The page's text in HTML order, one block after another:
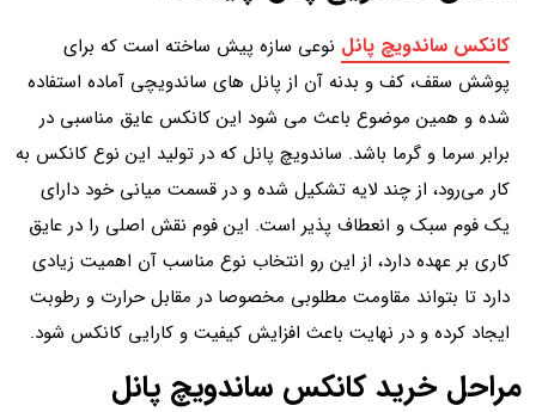
کانکس ساندویچ پانل نوعی سازه پیش‌ ساخته است که برای
پوشش سقف، کف و بدنه آن از پانل‌ های ساندویچی آماده استفاده
شده و همین موضوع باعث می‌ شود این کانکس عایق مناسبی در
برابر سرما و گرما باشد. ساندویچ پانل که در تولید این نوع کانکس به
کار می‌رود، از چند لایه تشکیل شده و در قسمت میانی خود دارای
یک فوم سبک و انعطاف پذیر است. این فوم نقش اصلی را در عایق
کاری بر عهده دارد، از این رو انتخاب نوع مناسب آن اهمیت زیادی
دارد تا بتواند مقاومت مطلوبی مخصوصا در مقابل حرارت و رطوبت
ایجاد کرده و در نهایت باعث افزایش کیفیت و کارایی کانکس شود.
مراحل خرید کانکس ساندویچ پانل